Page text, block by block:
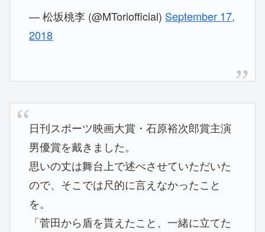
— 松坂桃李 (@MToriofficial) September 17,
2018
日刊スポーツ映画大賞・石原裕次郎賞主演
男優賞を戴きました。
思いの丈は舞台上で述べさせていただいた
ので、そこでは尺的に言えなかったこと
を。
「菅田から盾を貰えたこと、一緒に立てた